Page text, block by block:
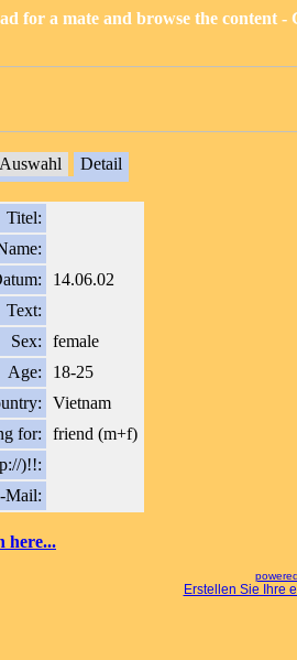
for a mate and browse the content
Auswahl Detail
Titel:
14.06.02
Text:
Sex:
female
Age:
18-25
Vietnam
for:
friend (m+f)
)!!:
Mail:
here...
Erstellen Sie Ihre